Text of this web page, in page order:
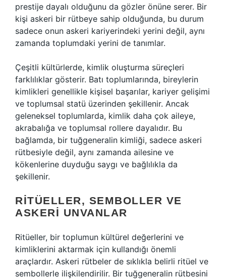
prestije dayalı olduğunu da gözler önüne serer. Bir
kişi askeri bir rütbeye sahip olduğunda, bu durum
sadece onun askeri kariyerindeki yerini değil, aynı
zamanda toplumdaki yerini de tanımlar.
Çeşitli kültürlerde, kimlik oluşturma süreçleri
farklılıklar gösterir. Batı toplumlarında, bireylerin
kimlikleri genellikle kişisel başarılar, kariyer gelişimi
ve toplumsal statü üzerinden şekillenir. Ancak
geleneksel toplumlarda, kimlik daha çok aileye,
akrabalığa ve toplumsal rollere dayalıdır. Bu
bağlamda, bir tuğgeneralin kimliği, sadece askeri
rütbesiyle değil, aynı zamanda ailesine ve
kökenlerine duyduğu saygı ve bağlılıkla da
şekillenir.
RITÜELLER, SEMBOLLER VE
ASKERI UNVANLAR
Ritüeller, bir toplumun kültürel değerlerini ve
kimliklerini aktarmak için kullandığı önemli
araçlardır. Askeri rütbeler de sıklıkla belirli ritüel ve
sembollerle ilişkilendirilir. Bir tuğgeneralin rütbesini